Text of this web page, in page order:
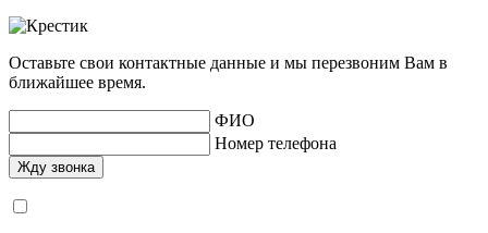
Оставьте свои контактные данные и мы перезвоним Вам в
ближайшее время.
ФИО
Номер телефона